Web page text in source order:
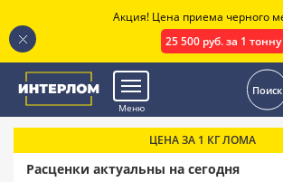
Меню
Поиск
ЦЕНА ЗА 1 КГ ЛОМА
Расценки актуальны на сегодня
Акция! Цена приема черного
25 500 руб. за 1 тонну
.